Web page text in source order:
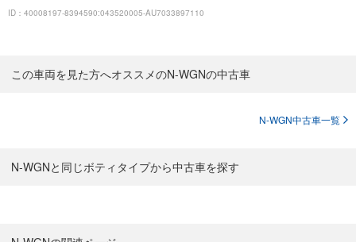
ID：40008197-8394590:043520005-AU7033897110
この車両を見た方へオススメのN-WGNの中古車
N-WGN中古車一覧
N-WGNと同じボティタイプから中古車を探す